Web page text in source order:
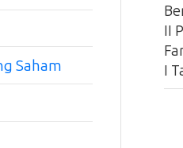
II
I
Saham